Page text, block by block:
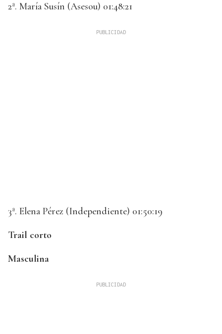
2ª. María Susín (Asesou) 01:48:21
3ª. Elena Pérez (Independiente) 01:50:19
Trail corto
Masculina